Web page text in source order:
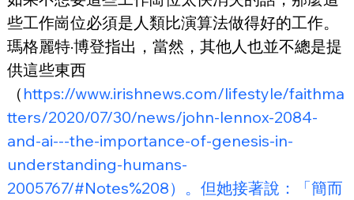
些工作崗位必須是人類比演算法做得好的工作。
瑪格麗特·博登指出，當然，其他人也並不總是提
供這些東西
（ https://www.irishnews.com/lifestyle/faithma
tters/2020/07/30/news/john-lennox-2084-
and-ai---the-importance-of-genesis-in-
understanding-humans-
2005767/#Notes%208）。但她接著說：「簡而